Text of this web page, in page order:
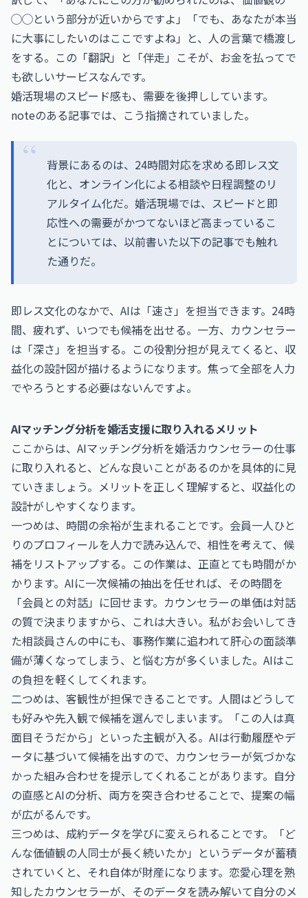
◯◯という部分が近いからですよ」「でも、あなたが本当
に大事にしたいのはここですよね」と、人の言葉で橋渡し
をする。この「翻訳」と「伴走」こそが、お金を払ってで
も欲しいサービスなんです。
婚活現場のスピード感も、需要を後押ししています。
noteのある記事では、こう指摘されていました。
背景にあるのは、24時間対応を求める即レス文
化と、オンライン化による相談や日程調整のリ
アルタイム化だ。婚活現場では、スピードと即
応性への需要がかつてないほど高まっているこ
とについては、以前書いた以下の記事でも触れ
た通りだ。
即レス文化のなかで、AIは「速さ」を担当できます。24時
間、疲れず、いつでも候補を出せる。一方、カウンセラー
は「深さ」を担当する。この役割分担が見えてくると、収
益化の設計図が描けるようになります。焦って全部を人力
でやろうとする必要はないんですよ。
AIマッチング分析を婚活支援に取り入れるメリット
ここからは、AIマッチング分析を婚活カウンセラーの仕事
に取り入れると、どんな良いことがあるのかを具体的に見
ていきましょう。メリットを正しく理解すると、収益化の
設計がしやすくなります。
一つめは、時間の余裕が生まれることです。会員一人ひと
りのプロフィールを人力で読み込んで、相性を考えて、候
補をリストアップする。この作業は、正直とても時間がか
かります。AIに一次候補の抽出を任せれば、その時間を
「会員との対話」に回せます。カウンセラーの単価は対話
の質で決まりますから、これは大きい。私がお会いしてき
た相談員さんの中にも、事務作業に追われて肝心の面談準
備が薄くなってしまう、と悩む方が多くいました。AIはこ
の負担を軽くしてくれます。
二つめは、客観性が担保できることです。人間はどうして
も好みや先入観で候補を選んでしまいます。「この人は真
面目そうだから」といった主観が入る。AIは行動履歴やデ
ータに基づいて候補を出すので、カウンセラーが気づかな
かった組み合わせを提示してくれることがあります。自分
の直感とAIの分析、両方を突き合わせることで、提案の幅
が広がるんです。
三つめは、成約データを学びに変えられることです。「ど
んな価値観の人同士が長く続いたか」というデータが蓄積
されていくと、それ自体が財産になります。恋愛心理を熟
知したカウンセラーが、そのデータを読み解いて自分のメ